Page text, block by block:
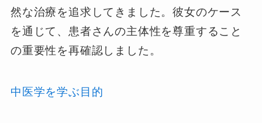
然な治療を追求してきました。彼女のケース
を通じて、患者さんの主体性を尊重すること
の重要性を再確認しました。
中医学を学ぶ目的